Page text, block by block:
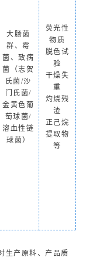
大肠菌
群、霉
菌、致病
菌（志贺
氏菌/沙
门氏菌/
金黄色葡
萄球菌/
溶血性链
球菌）
荧光性
物质
脱色试
验
干燥失
重
灼烧残
渣
正己烷
提取物
等
生产原料、产品质